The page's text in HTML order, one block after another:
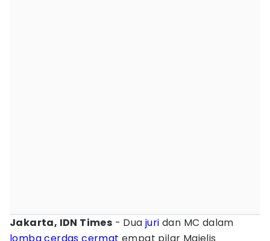
Jakarta, IDN Times - Duajuri dan MC dalam